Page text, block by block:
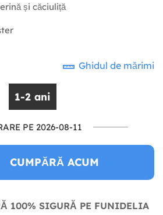
și căciuliță
Ghidul de mărimi
1-2 ani
PE 2026-08-11
CUMPĂRĂ ACUM
100% SIGURĂ PE FUNIDELIA